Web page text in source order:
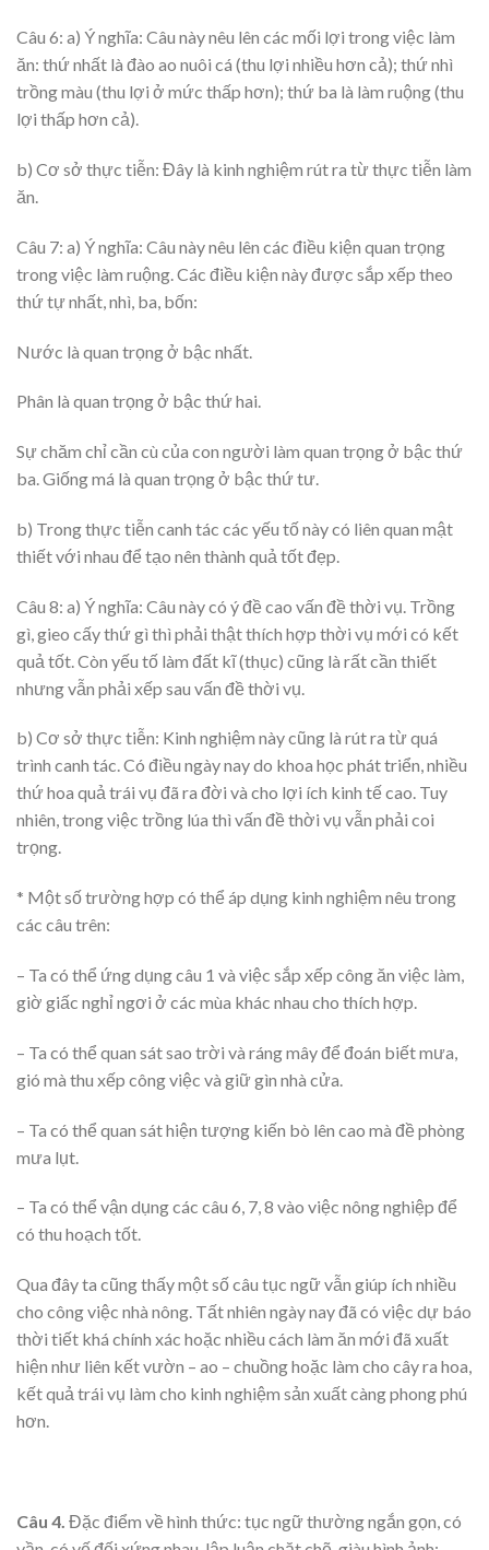
Câu 6: a) Ý nghĩa: Câu này nêu lên các mối lợi trong việc làm
ăn: thứ nhất là đào ao nuôi cá (thu lợi nhiều hơn cả); thứ nhì
trồng màu (thu lợi ở mức thấp hơn); thứ ba là làm ruộng (thu
lợi thấp hơn cả).
b) Cơ sở thực tiễn: Đây là kinh nghiệm rút ra từ thực tiễn làm
ăn.
Câu 7: a) Ý nghĩa: Câu này nêu lên các điều kiện quan trọng
trong việc làm ruộng. Các điều kiện này được sắp xếp theo
thứ tự nhất, nhì, ba, bốn:
Nước là quan trọng ở bậc nhất.
Phân là quan trọng ở bậc thứ hai.
Sự chăm chỉ cần cù của con người làm quan trọng ở bậc thứ
ba. Giống má là quan trọng ở bậc thứ tư.
b) Trong thực tiễn canh tác các yếu tố này có liên quan mật
thiết với nhau để tạo nên thành quả tốt đẹp.
Câu 8: a) Ý nghĩa: Câu này có ý đề cao vấn đề thời vụ. Trồng
gì, gieo cấy thứ gì thì phải thật thích hợp thời vụ mới có kết
quả tốt. Còn yếu tố làm đất kĩ (thục) cũng là rất cần thiết
nhưng vẫn phải xếp sau vấn đề thời vụ.
b) Cơ sở thực tiễn: Kinh nghiệm này cũng là rút ra từ quá
trình canh tác. Có điều ngày nay do khoa học phát triển, nhiều
thứ hoa quả trái vụ đã ra đời và cho lợi ích kinh tế cao. Tuy
nhiên, trong việc trồng lúa thì vấn đề thời vụ vẫn phải coi
trọng.
* Một số trường hợp có thể áp dụng kinh nghiệm nêu trong
các câu trên:
– Ta có thể ứng dụng câu 1 và việc sắp xếp công ăn việc làm,
giờ giấc nghỉ ngơi ở các mùa khác nhau cho thích hợp.
– Ta có thể quan sát sao trời và ráng mây để đoán biết mưa,
gió mà thu xếp công việc và giữ gìn nhà cửa.
– Ta có thể quan sát hiện tượng kiến bò lên cao mà đề phòng
mưa lụt.
– Ta có thể vận dụng các câu 6, 7, 8 vào việc nông nghiệp để
có thu hoạch tốt.
Qua đây ta cũng thấy một số câu tục ngữ vẫn giúp ích nhiều
cho công việc nhà nông. Tất nhiên ngày nay đã có việc dự báo
thời tiết khá chính xác hoặc nhiều cách làm ăn mới đã xuất
hiện như liên kết vườn – ao – chuồng hoặc làm cho cây ra hoa,
kết quả trái vụ làm cho kinh nghiệm sản xuất càng phong phú
hơn.
Câu 4. Đặc điểm về hình thức: tục ngữ thường ngắn gọn, có